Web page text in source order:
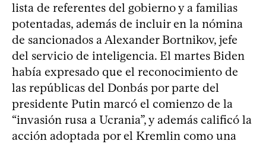
lista de referentes del gobierno y a familias
potentadas, además de incluir en la nómina
de sancionados a Alexander Bortnikov, jefe
del servicio de inteligencia. El martes Biden
había expresado que el reconocimiento de
las repúblicas del Donbás por parte del
presidente Putin marcó el comienzo de la
“invasión rusa a Ucrania”, y además calificó la
acción adoptada por el Kremlin como una